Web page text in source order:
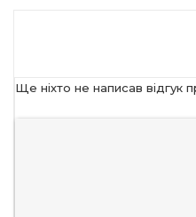
Ще ніхто не написав